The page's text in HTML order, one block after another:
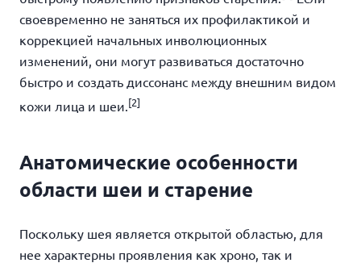
своевременно не заняться их профилактикой и
коррекцией начальных инволюционных
изменений, они могут развиваться достаточно
быстро и создать диссонанс между внешним видом
кожи лица и шеи.[2]
Анатомические особенности
области шеи и старение
Поскольку шея является открытой областью, для
нее характерны проявления как хроно, так и